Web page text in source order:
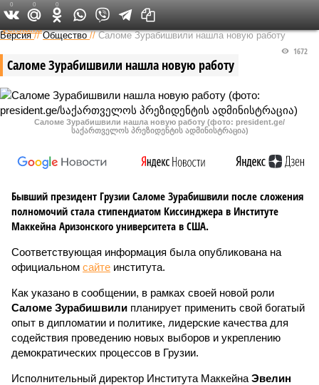
Федеральный выпуск
Версия //Общество //Саломе Зурабишвили нашла новую работу
Саломе Зурабишвили нашла новую работу
1672
Саломе Зурабишвили нашла новую работу (фото: president.ge/
საქართველოს პრეზიდენტის ადმინისტრაცია)
Бывший президент Грузии Саломе Зурабишвили после сложения
полномочий стала стипендиатом Киссинджера в Институте
Маккейна Аризонского университета в США.
Соответствующая информация была опубликована на
официальном сайте института.
Как указано в сообщении, в рамках своей новой роли
Саломе Зурабишвили планирует применить свой богатый
опыт в дипломатии и политике, лидерские качества для
содействия проведению новых выборов и укреплению
демократических процессов в Грузии.
Исполнительный директор Института Маккейна Эвелин
0 0 0